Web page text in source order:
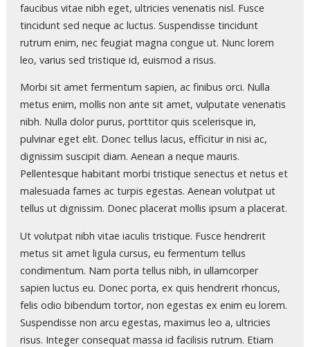
faucibus vitae nibh eget, ultricies venenatis nisl. Fusce
tincidunt sed neque ac luctus. Suspendisse tincidunt
rutrum enim, nec feugiat magna congue ut. Nunc lorem
leo, varius sed tristique id, euismod a risus.
Morbi sit amet fermentum sapien, ac finibus orci. Nulla
metus enim, mollis non ante sit amet, vulputate venenatis
nibh. Nulla dolor purus, porttitor quis scelerisque in,
pulvinar eget elit. Donec tellus lacus, efficitur in nisi ac,
dignissim suscipit diam. Aenean a neque mauris.
Pellentesque habitant morbi tristique senectus et netus et
malesuada fames ac turpis egestas. Aenean volutpat ut
tellus ut dignissim. Donec placerat mollis ipsum a placerat.
Ut volutpat nibh vitae iaculis tristique. Fusce hendrerit
metus sit amet ligula cursus, eu fermentum tellus
condimentum. Nam porta tellus nibh, in ullamcorper
sapien luctus eu. Donec porta, ex quis hendrerit rhoncus,
felis odio bibendum tortor, non egestas ex enim eu lorem.
Suspendisse non arcu egestas, maximus leo a, ultricies
risus. Integer consequat massa id facilisis rutrum. Etiam